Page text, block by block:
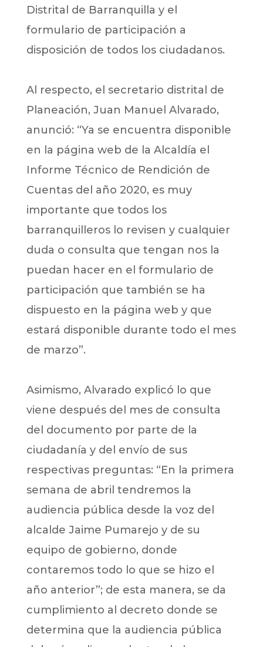
Distrital de Barranquilla y el
formulario de participación a
disposición de todos los ciudadanos.
Al respecto, el secretario distrital de
Planeación, Juan Manuel Alvarado,
anunció: “Ya se encuentra disponible
en la página web de la Alcaldía el
Informe Técnico de Rendición de
Cuentas del año 2020, es muy
importante que todos los
barranquilleros lo revisen y cualquier
duda o consulta que tengan nos la
puedan hacer en el formulario de
participación que también se ha
dispuesto en la página web y que
estará disponible durante todo el mes
de marzo”.
Asimismo, Alvarado explicó lo que
viene después del mes de consulta
del documento por parte de la
ciudadanía y del envío de sus
respectivas preguntas: “En la primera
semana de abril tendremos la
audiencia pública desde la voz del
alcalde Jaime Pumarejo y de su
equipo de gobierno, donde
contaremos todo lo que se hizo el
año anterior”; de esta manera, se da
cumplimiento al decreto donde se
determina que la audiencia pública